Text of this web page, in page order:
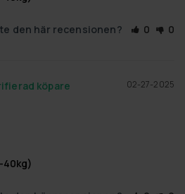
den här recensionen? 0 0
02-27-2025
40kg)